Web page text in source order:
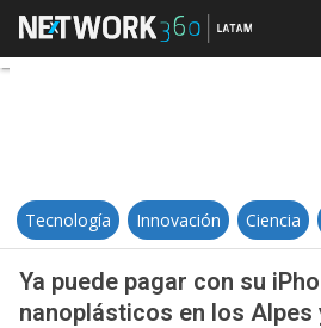
Ya puede
Tecnología Innovación Ciencia
Ya puede pagar con su
nanoplásticos en los Alpes